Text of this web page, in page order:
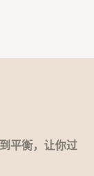
平衡，让你过